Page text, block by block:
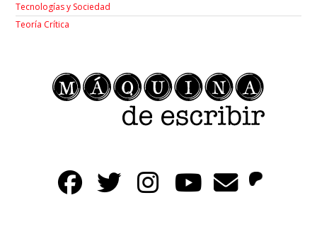
Tecnologías y Sociedad
Teoría Crítica